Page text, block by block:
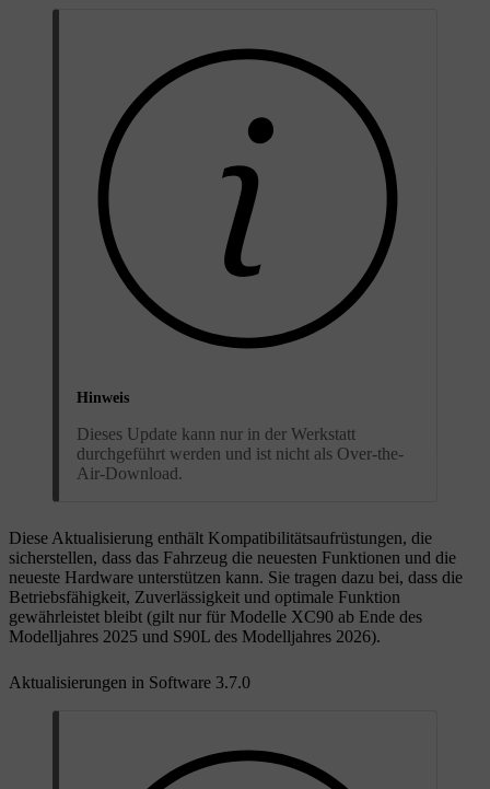
Hinweis
Dieses Update kann nur in der Werkstatt
durchgeführt werden und ist nicht als Over-the-
Air-Download.
Diese Aktualisierung enthält Kompatibilitätsaufrüstungen, die
sicherstellen, dass das Fahrzeug die neuesten Funktionen und die
neueste Hardware unterstützen kann. Sie tragen dazu bei, dass die
Betriebsfähigkeit, Zuverlässigkeit und optimale Funktion
gewährleistet bleibt (gilt nur für Modelle XC90 ab Ende des
Modelljahres 2025 und S90L des Modelljahres 2026).
Aktualisierungen in Software 3.7.0